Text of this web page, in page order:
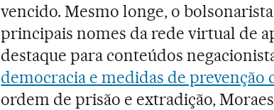
vencido. Mesmo longe, o
principais nomes da rede virtual de
destaque para conteúdos
democracia e medidas de prevenção
ordem de prisão e extradição,